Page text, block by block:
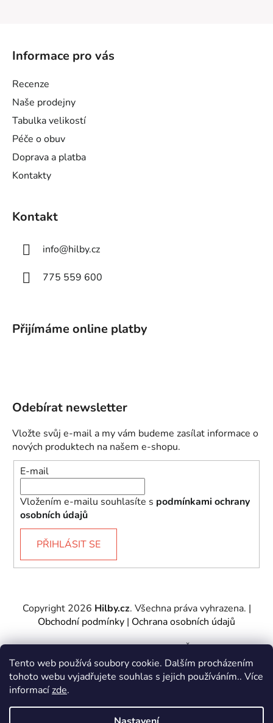
Tento web používá soubory cookie. Dalším procházením
tohoto webu vyjadřujete souhlas s jejich používáním.. Více
informacízde.
Informace pro vás
Recenze
Naše prodejny
Tabulka velikostí
Péče o obuv
Doprava a platba
Kontakty
Kontakt
info@hilby.cz
775 559 600
Přijímáme online platby
Odebírat newsletter
Vložte svůj e-mail a my vám budeme zasílat informace o
nových produktech na našem e-shopu.
E-mail
Vložením e-mailu souhlasíte s podmínkami ochrany
osobních údajů
PŘIHLÁSIT SE
Copyright 2026 Hilby.cz. Všechna práva vyhrazena. |
Obchodní podmínky | Ochrana osobních údajů
Provozovatel e-shopu: Hilby CZ s.r.o., IČ: 27467317, se
sídlem Soukenická 2082/7,11000 Praha 1 – Nové
Město.
Společnost je zapsána u Městského soudu v Praze -